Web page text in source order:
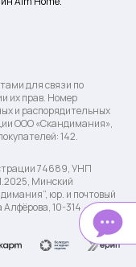
для связи по
их прав. Номер
и распорядительных
ООО «Скандимания»,
142.
74689, УНП
Минский
юр. и почтовый
10-314